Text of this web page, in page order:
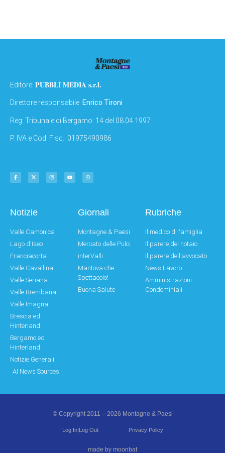
Editore: PUBBLI MEDIA s.r.l.
Direttore responsabile: Enrico Tironi
Reg: Tribunale di Bergamo: 14 del 08.04.1997
P. IVA e Cod. Fisc.: 01975490986
Notizie
Valle Camonica
Lago d'Iseo
Franciacorta
Valle Cavallina
Valle Seriana
Valle Brembana
Valle Imagna
Brescia ed
Hinterland
Bergamo ed
Hinterland
Notizie Generali
AI News Sources
Giornali
Montagne & Paesi
Mercato delle Pulci
interValli
Mantova che
Spettacolo!
Buona Salute
Rubriche
Il medico di famiglia
Il parere del notaio
Il parere dell'avvocato
News Lavoro
Amministrazioni
Condominiali
© Copyright 2011 – 2026 Montagne & Paesi
Log In|Log Out Privacy Policy
made by moonbat